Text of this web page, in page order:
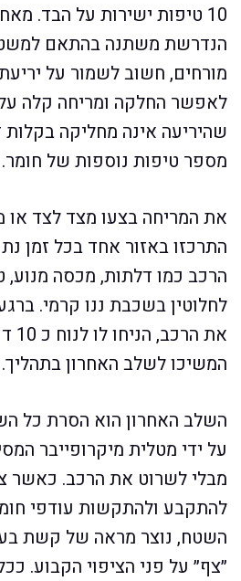
10 טיפות ישירות על הבד.
הנדרשת משתנה בהתאם
מורחים, חשוב לשמור על
לאפשר החלקה ומריחה קלה
שהיריעה אינה מחליקה בקלות
מספר טיפות נוספות של חומר.
את המריחה בצעו מצד לצד
התרכזו באזור אחד בכל זמן
הרכב כמו דלתות, מכסה מנוע,
לחלוטין בשכבת ננו קרמי.
המשיכו לשלב האחרון בתהליך.
השלב האחרון הוא הסרת כל
על ידי מטלית מיקרופייבר
מבלי לשרוט את הרכב. כאשר
להתקבע ולהתקשות עודפי
השטח, נוצר מראה של קשת
״צף״ על פני הציפוי הקבוע.